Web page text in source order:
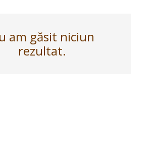
am găsit niciun
rezultat.